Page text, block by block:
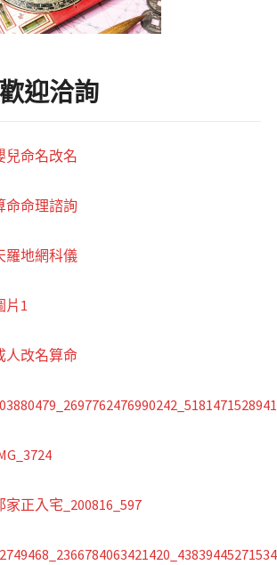
迎洽詢
兒命名改名
命命理諮詢
羅地網科儀
片1
人改名算命
家正入宅_200816_597